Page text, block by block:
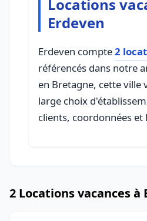
Locations
Erdeven
Erdeven compte2
référencés dans notre
en Bretagne, cette ville
large choix
clients, coordonnées et
2 Locations vacances à